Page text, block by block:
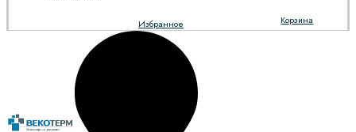
Корзина
Избранное